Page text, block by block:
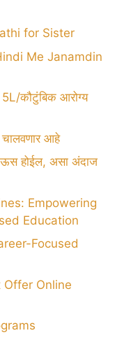
for Sister
Hindi Me Janamdin
5L/कौटुंबिक आरोग्य
आहे
होईल, असा अंदाज
Empowering
Education
Focused
Online